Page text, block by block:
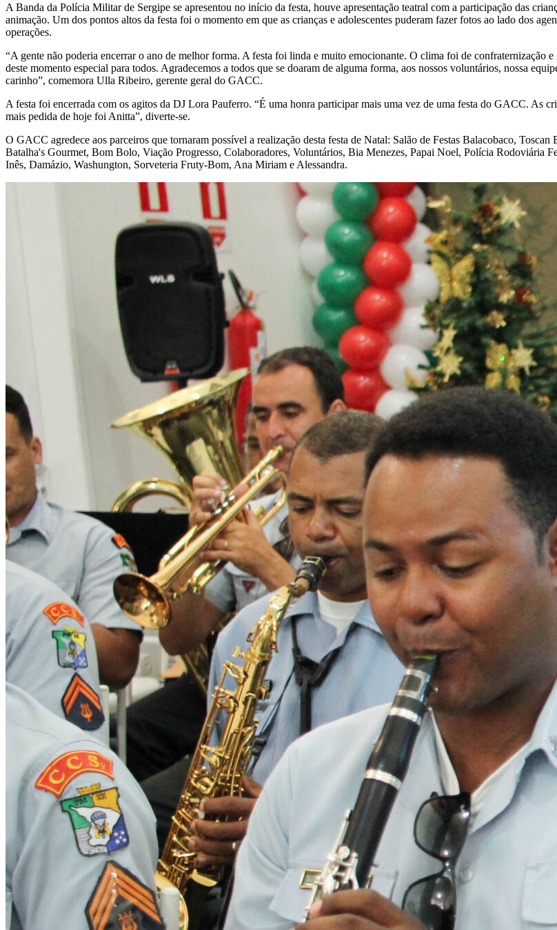
A Banda da Polícia Militar de Sergipe se apresentou no início da festa, houve apresentação teatral com a participação das
animação. Um dos pontos altos da festa foi o momento em que as crianças e adolescentes puderam fazer fotos ao lado dos
operações.
“A gente não poderia encerrar o ano de melhor forma. A festa foi linda e muito emocionante. O clima foi de confraternização e
deste momento especial para todos. Agradecemos a todos que se doaram de alguma forma, aos nossos voluntários, nossa
carinho”, comemora Ulla Ribeiro, gerente geral do GACC.
A festa foi encerrada com os agitos da DJ Lora Pauferro. “É uma honra participar mais uma vez de uma festa do GACC. As
mais pedida de hoje foi Anitta”, diverte-se.
O GACC agredece aos parceiros que tornaram possível a realização desta festa de Natal: Salão de Festas Balacobaco,
Batalha's Gourmet, Bom Bolo, Viação Progresso, Colaboradores, Voluntários, Bia Menezes, Papai Noel, Polícia Rodoviária
Inês, Damázio, Washungton, Sorveteria Fruty-Bom, Ana Miriam e Alessandra.